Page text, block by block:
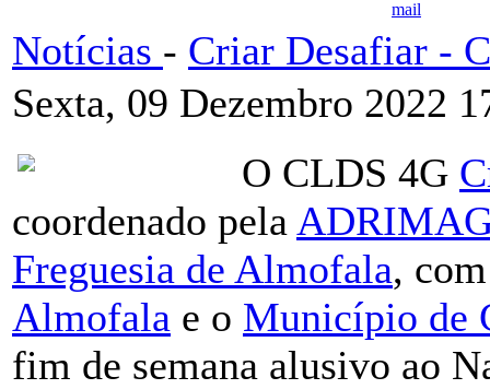
Notícias - Criar Desafiar -
Sexta, 09 Dezembro 2022
O CLDS 4G
coordenado pela
Freguesia de Almofala,
Almofala e o Município de
fim de semana alusivo ao